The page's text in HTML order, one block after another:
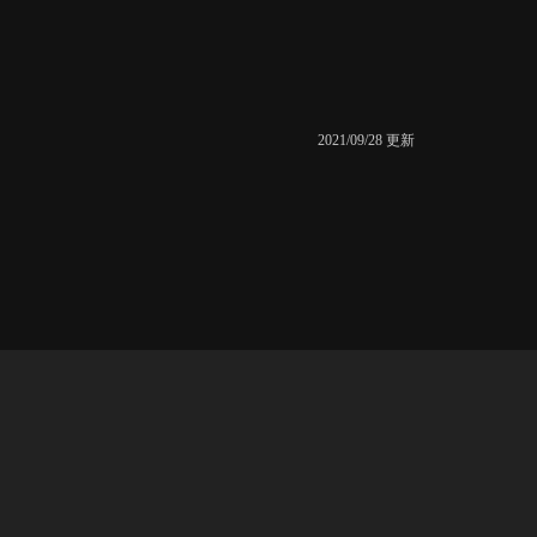
2021/09/28 更新